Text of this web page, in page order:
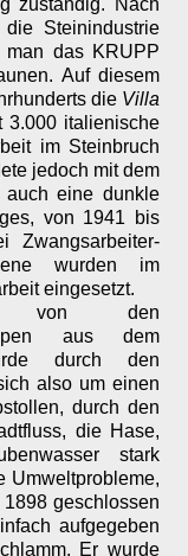
zuständig. Nach
Steinindustrie
man das KRUPP
Auf diesem
die Villa
3.000 italienische
im Steinbruch
jedoch mit dem
auch eine dunkle
von 1941 bis
Zwangsarbeiter-
wurden im
eingesetzt.
von den
aus dem
durch den
also um einen
durch den
die Hase,
stark
Umweltprobleme,
geschlossen
aufgegeben
Er wurde